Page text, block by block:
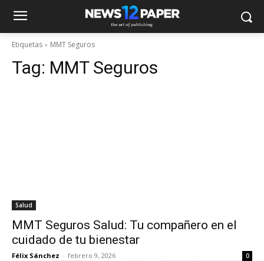
Etiquetas MMT Seguros
Tag: MMT Seguros
Salud
MMT Seguros Salud: Tu compañero en el
cuidado de tu bienestar
Félix Sánchez - febrero 9, 2026 0